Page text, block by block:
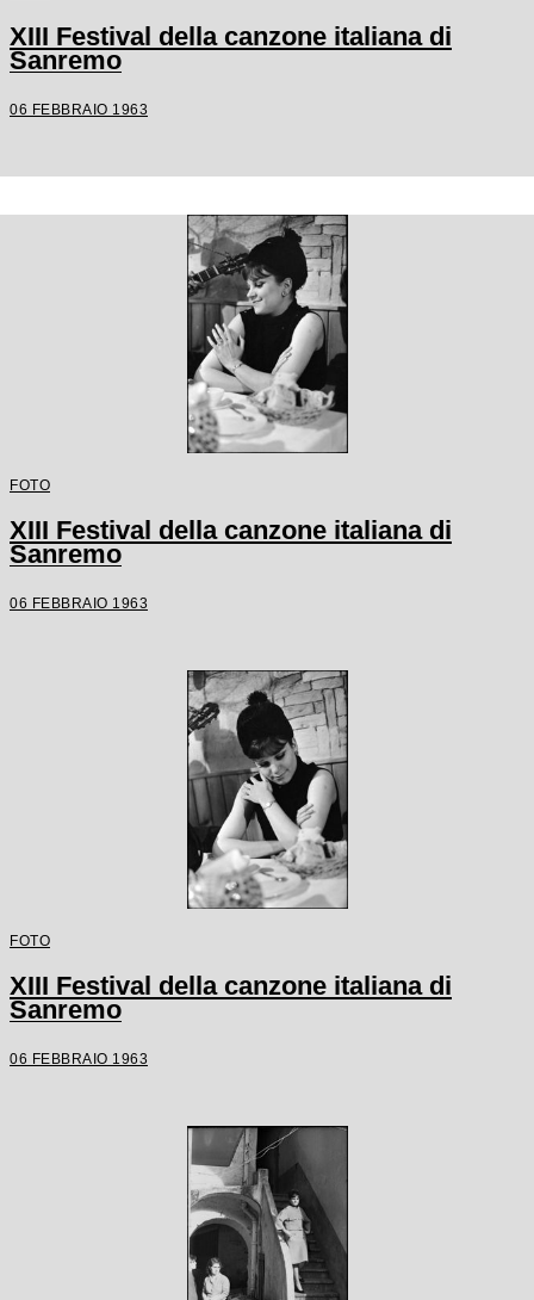
XIII Festival della canzone italiana di
Sanremo
06 FEBBRAIO 1963
FOTO
XIII Festival della canzone italiana di
Sanremo
06 FEBBRAIO 1963
FOTO
XIII Festival della canzone italiana di
Sanremo
06 FEBBRAIO 1963